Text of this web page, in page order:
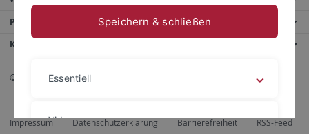
Portale
Kontaktinfo
© 2026 Eberhard Karls Universität Tübingen, Tübingen
Impressum Datenschutzerklärung Barrierefreiheit RSS-Feed
Speichern & schließen
Essentiell
Videos